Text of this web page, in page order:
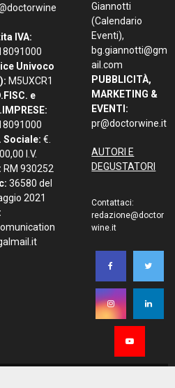
IVA:
Univoco
M5UXCR1
e
Sociale: €.
I.V.
RM 930252
36580 del
2021
Giannotti
(Calendario
Eventi),
bg.giannotti@gm
ail.com
PUBBLICITÀ,
MARKETING &
EVENTI:
pr@doctorwine.it
AUTORI E
DEGUSTATORI
Contattaci:
redazione@doctor
wine.it